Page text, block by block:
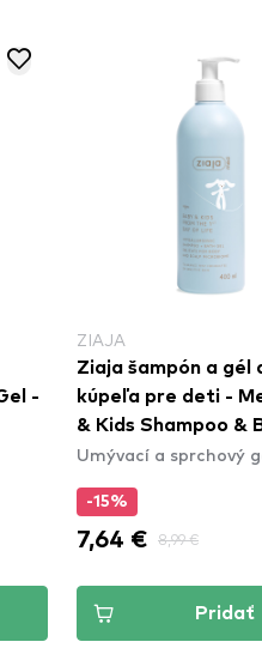
-
ZIAJA
Ziaja šampón a gél
kúpeľa pre deti -
& Kids Shampoo &
Umývací a sprchový
-15%
7,64 € 8,99 €
Pridať